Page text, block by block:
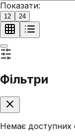
Показати:
12 24
Фільтри
Немає доступних